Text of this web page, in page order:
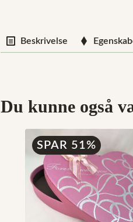
Beskrivelse
Du kunne også
SPAR 51%